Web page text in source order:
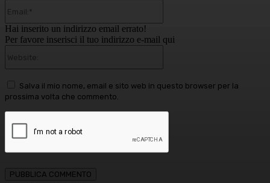
Hai inserito un indirizzo email errato!
Per favore inserisci il tuo indirizzo e-mail qui
Salva il mio nome, email e sito web in questo browser per la
prossima volta che commento.